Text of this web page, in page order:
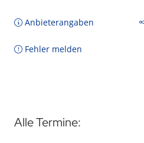
Anbieterangaben
Fehler melden
Alle Termine: